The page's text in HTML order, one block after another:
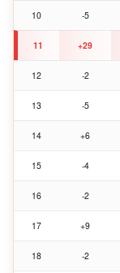
10 -5
11 +29
12 -2
13 -5
14 +6
15 -4
16 -2
17 +9
18 -2